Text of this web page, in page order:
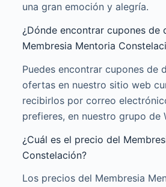
una gran emoción y alegría.
¿Dónde encontrar cupones de
Membresia Mentoria
Puedes encontrar cupones de
ofertas en nuestro sitio web
recibirlos por correo
prefieres, en nuestro grupo de
¿Cuál es el precio del
Constelación?
Los precios del Membresia